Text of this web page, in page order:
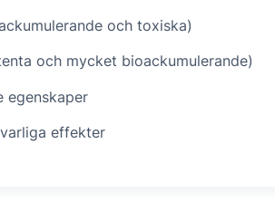
och toxiska)
och mycket bioackumulerande)
egenskaper
effekter